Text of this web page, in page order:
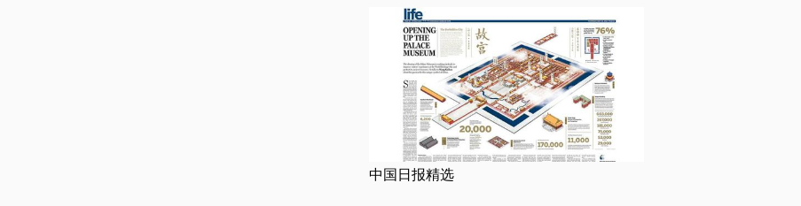
中国日报精选